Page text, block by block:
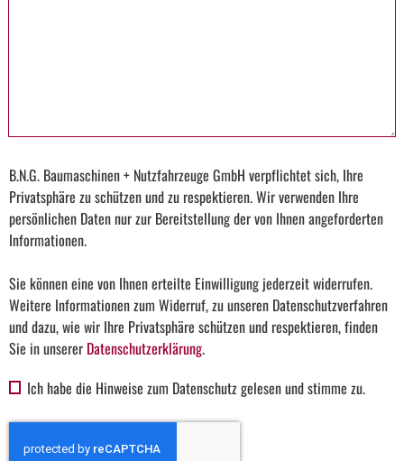
B.N.G. Baumaschinen + Nutzfahrzeuge GmbH verpflichtet sich, Ihre
Privatsphäre zu schützen und zu respektieren. Wir verwenden Ihre
persönlichen Daten nur zur Bereitstellung der von Ihnen angeforderten
Informationen.
Sie können eine von Ihnen erteilte Einwilligung jederzeit widerrufen.
Weitere Informationen zum Widerruf, zu unseren Datenschutzverfahren
und dazu, wie wir Ihre Privatsphäre schützen und respektieren, finden
Sie in unserer Datenschutzerklärung.
Ich habe die Hinweise zum Datenschutz gelesen und stimme zu.